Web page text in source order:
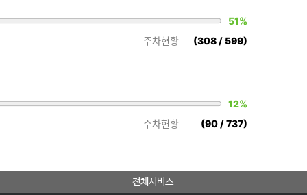
51%
주차현황
(308 / 599)
12%
주차현황
(90 / 737)
전체서비스